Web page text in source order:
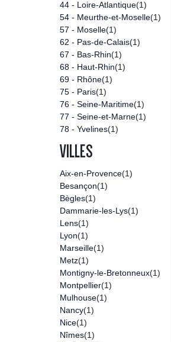
44 - Loire-Atlantique(1)
54 - Meurthe-et-Moselle(1)
57 - Moselle(1)
62 - Pas-de-Calais(1)
67 - Bas-Rhin(1)
68 - Haut-Rhin(1)
69 - Rhône(1)
75 - Paris(1)
76 - Seine-Maritime(1)
77 - Seine-et-Marne(1)
78 - Yvelines(1)
VILLES
Aix-en-Provence(1)
Besançon(1)
Bègles(1)
Dammarie-les-Lys(1)
Lens(1)
Lyon(1)
Marseille(1)
Metz(1)
Montigny-le-Bretonneux(1)
Montpellier(1)
Mulhouse(1)
Nancy(1)
Nice(1)
Nîmes(1)